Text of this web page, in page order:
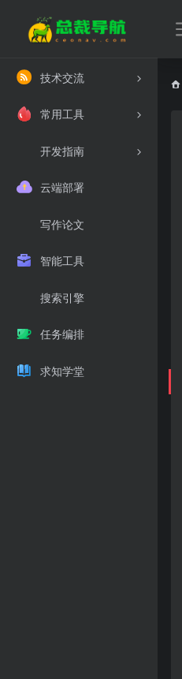
技术交流
常用工具
开发指南
云端部署
写作论文
智能工具
搜索引擎
任务编排
求知学堂